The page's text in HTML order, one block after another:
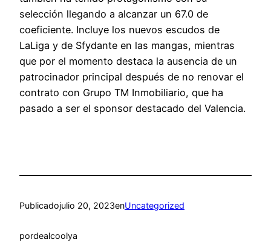
selección llegando a alcanzar un 67.0 de
coeficiente. Incluye los nuevos escudos de
LaLiga y de Sfydante en las mangas, mientras
que por el momento destaca la ausencia de un
patrocinador principal después de no renovar el
contrato con Grupo TM Inmobiliario, que ha
pasado a ser el sponsor destacado del Valencia.
Publicadojulio 20, 2023enUncategorized
pordealcoolya